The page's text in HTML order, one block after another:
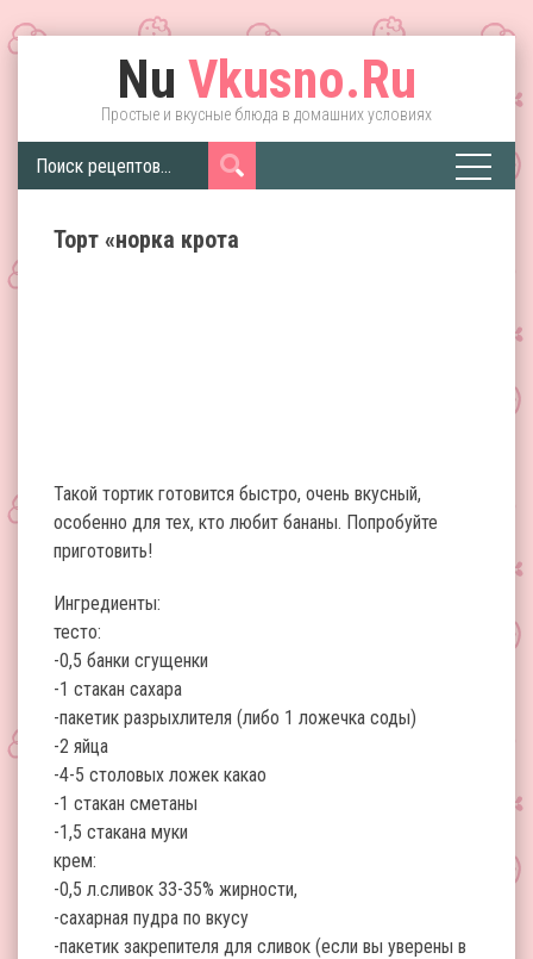
Nu Vkusno.Ru
Простые и вкусные блюда в домашних условиях
Торт «норка крота
Такой тортик готовится быстро, очень вкусный,
особенно для тех, кто любит бананы. Попробуйте
приготовить!
Ингредиенты:
тесто:
-0,5 банки сгущенки
-1 стакан сахара
-пакетик разрыхлителя (либо 1 ложечка соды)
-2 яйца
-4-5 столовых ложек какао
-1 стакан сметаны
-1,5 стакана муки
крем:
-0,5 л.сливок 33-35% жирности,
-сахарная пудра по вкусу
-пакетик закрепителя для сливок (если вы уверены в